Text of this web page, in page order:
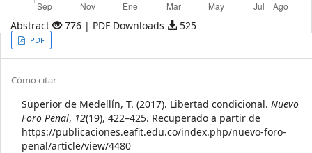
Abstract 776 | PDF Downloads 525
Article
Sidebar
PDF
Article
Details
Cómo citar
Superior de Medellín, T. (2017). Libertad condicional. Nuevo
Foro Penal, 12(19), 422–425. Recuperado a partir de
https://publicaciones.eafit.edu.co/index.php/nuevo-foro-
penal/article/view/4480